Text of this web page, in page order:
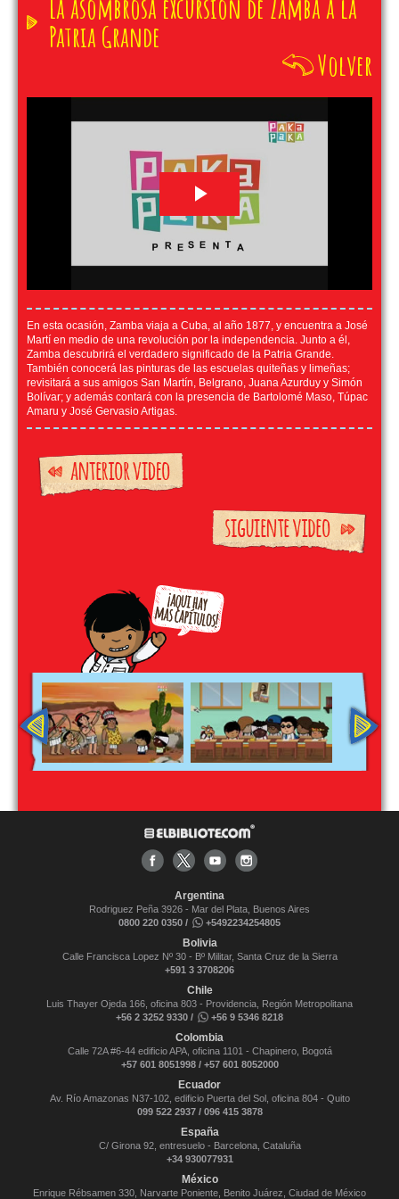
La asombrosa excursión de Zamba a la
Patria Grande
Volver
En esta ocasión, Zamba viaja a Cuba, al año 1877, y encuentra a José
Martí en medio de una revolución por la independencia. Junto a él,
Zamba descubrirá el verdadero significado de la Patria Grande.
También conocerá las pinturas de las escuelas quiteñas y limeñas;
revisitará a sus amigos San Martín, Belgrano, Juana Azurduy y Simón
Bolívar; y además contará con la presencia de Bartolomé Maso, Túpac
Amaru y José Gervasio Artigas.
Argentina
Rodriguez Peña 3926 - Mar del Plata, Buenos Aires
0800 220 0350 /
+5492234254805
Bolivia
Calle Francisca Lopez Nº 30 - Bº Militar, Santa Cruz de la Sierra
+591 3 3708206
Chile
Luis Thayer Ojeda 166, oficina 803 - Providencia, Región Metropolitana
+56 2 3252 9330 /
+56 9 5346 8218
Colombia
Calle 72A #6-44 edificio APA, oficina 1101 - Chapinero, Bogotá
+57 601 8051998 / +57 601 8052000
Ecuador
Av. Río Amazonas N37-102, edificio Puerta del Sol, oficina 804 - Quito
099 522 2937 / 096 415 3878
España
C/ Girona 92, entresuelo - Barcelona, Cataluña
+34 930077931
México
Enrique Rébsamen 330, Narvarte Poniente, Benito Juárez, Ciudad de México